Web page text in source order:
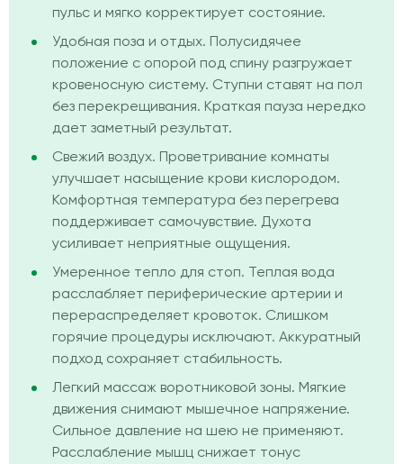
пульс и мягко корректирует состояние.
Удобная поза и отдых. Полусидячее
положение с опорой под спину разгружает
кровеносную систему. Ступни ставят на пол
без перекрещивания. Краткая пауза нередко
дает заметный результат.
Свежий воздух. Проветривание комнаты
улучшает насыщение крови кислородом.
Комфортная температура без перегрева
поддерживает самочувствие. Духота
усиливает неприятные ощущения.
Умеренное тепло для стоп. Теплая вода
расслабляет периферические артерии и
перераспределяет кровоток. Слишком
горячие процедуры исключают. Аккуратный
подход сохраняет стабильность.
Легкий массаж воротниковой зоны. Мягкие
движения снимают мышечное напряжение.
Сильное давление на шею не применяют.
Расслабление мышц снижает тонус